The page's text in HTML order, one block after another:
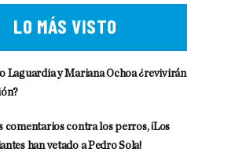
LO MÁS VISTO
Laguardia y Mariana Ochoa ¿revivirán
comentarios contra los perros, ¡Los
han vetado a Pedro Sola!